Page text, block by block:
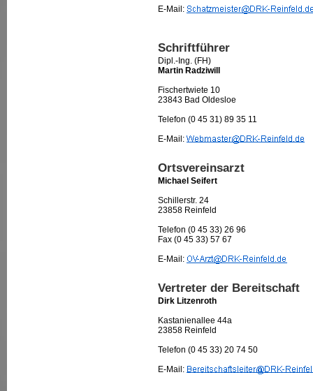
E-Mail:
Schriftführer
Dipl.-Ing. (FH)
Martin Radziwill
Fischertwiete 10
23843 Bad Oldesloe
Telefon (0 45 31) 89 35 11
E-Mail:
Ortsvereinsarzt
Michael Seifert
Schillerstr. 24
23858 Reinfeld
Telefon (0 45 33) 26 96
Fax (0 45 33) 57 67
E-Mail:
Vertreter der Bereitschaft
Dirk Litzenroth
Kastanienallee 44a
23858 Reinfeld
Telefon (0 45 33) 20 74 50
E-Mail: